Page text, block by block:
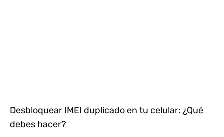
Desbloquear IMEI duplicado en tu celular: ¿Qué
debes hacer?